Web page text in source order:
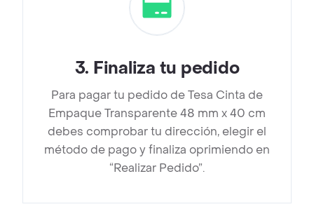
3. Finaliza tu pedido
Para pagar tu pedido de Tesa Cinta de
Empaque Transparente 48 mm x 40 cm
debes comprobar tu dirección, elegir el
método de pago y finaliza oprimiendo en
“Realizar Pedido”.